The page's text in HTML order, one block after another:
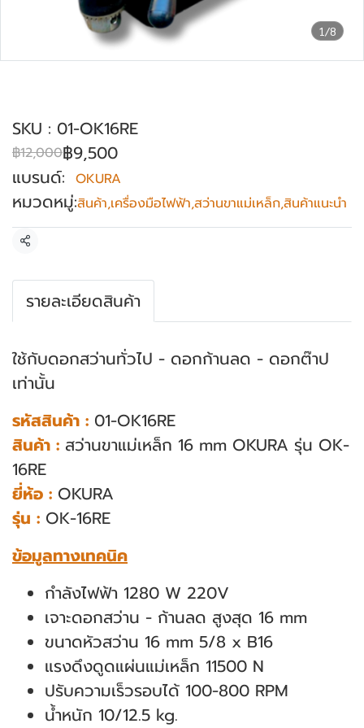
1/8
SKU : 01-OK16RE
฿12,000฿9,500
แบรนด์: OKURA
หมวดหมู่:สินค้า,เครื่องมือไฟฟ้า,สว่านขาแม่เหล็ก,สินค้าแนะนำ
แชร์
รายละเอียดสินค้า
ใช้กับดอกสว่านทั่วไป - ดอกก้านลด - ดอกต๊าป
เท่านั้น
รหัสสินค้า : 01-OK16RE
สินค้า : สว่านขาแม่เหล็ก 16 mm OKURA รุ่น OK-
16RE
ยี่ห้อ : OKURA
รุ่น : OK-16RE
ข้อมูลทางเทคนิค
กําลังไฟฟ้า 1280 W 220V
เจาะดอกสว่าน - ก้านลด สูงสุด 16 mm
ขนาดหัวสว่าน 16 mm 5/8 x B16
แรงดึงดูดแผ่นแม่เหล็ก 11500 N
ปรับความเร็วรอบได้ 100-800 RPM
น้ำหนัก 10/12.5 kg.